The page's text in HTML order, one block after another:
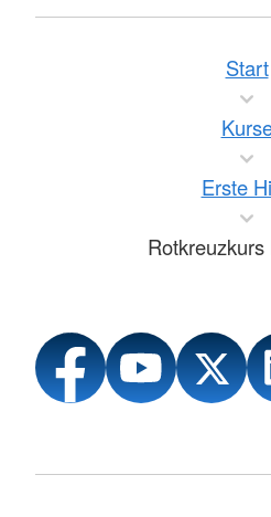
Start
Erste
Rotkreuzkurs